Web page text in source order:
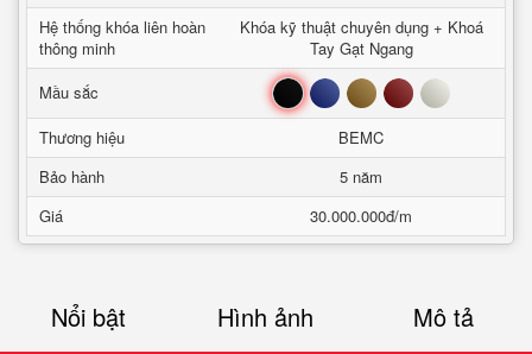
Hệ thống khóa liên hoàn
thông minh
Khóa kỹ thuật chuyên dụng + Khoá
Tay Gạt Ngang
Mầu sắc
Đen Xanh Nâu Đỏ Trắng
Thương hiệu
BEMC
Bảo hành
5 năm
Giá
30.000.000đ/m
Nổi bật Hình ảnh Mô tả